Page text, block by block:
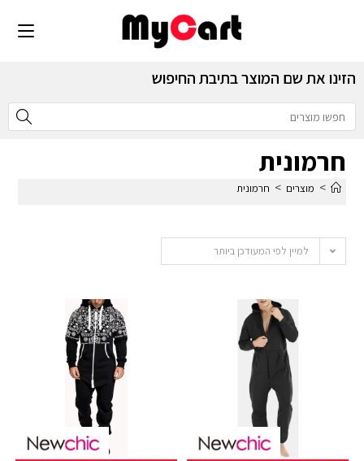
הזינו את שם המוצר בתיבת החיפוש
חרמונית
> מוצרים > חרמונית
למיין לפי המעודכן ביותר